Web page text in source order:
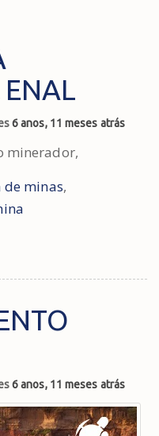
6 anos, 11 meses atrás
minerador,
de minas,
6 anos, 11 meses atrás